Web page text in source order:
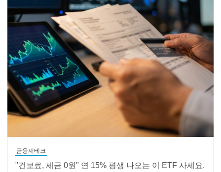
금융재테크
"건보료, 세금 0원" 연 15% 평생 나오는 이 ETF 사세요.